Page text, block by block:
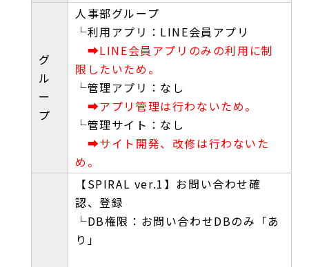
グ
ル
ー
プ
人事部グループ
└利用アプリ：LINE会員アプリ
➡LINE会員アプリのみの利用に制
限したいため。
└管理アプリ：なし
➡アプリ管理は行わないため。
└管理サイト：なし
➡サイト開発、改修は行わないた
め。
【SPIRAL ver.1】お問い合わせ確
認、登録
└DB権限：お問い合わせDBのみ「あ
り」